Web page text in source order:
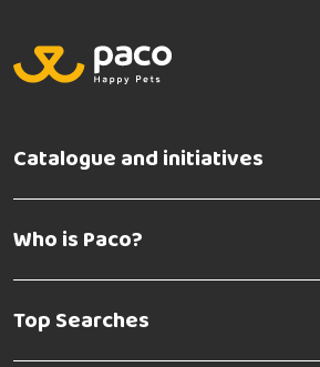
Catalogue and initiatives
Who is Paco?
Top Searches